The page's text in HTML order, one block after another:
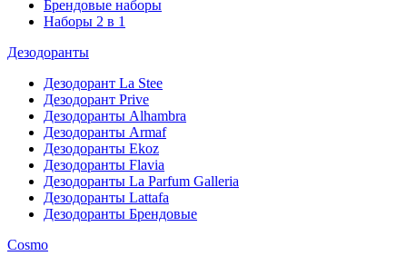
Брендовые наборы
Наборы 2 в 1
Дезодоранты
Дезодорант La Stee
Дезодорант Prive
Дезодоранты Alhambra
Дезодоранты Armaf
Дезодоранты Ekoz
Дезодоранты Flavia
Дезодоранты La Parfum Galleria
Дезодоранты Lattafa
Дезодоранты Брендовые
Cosmo